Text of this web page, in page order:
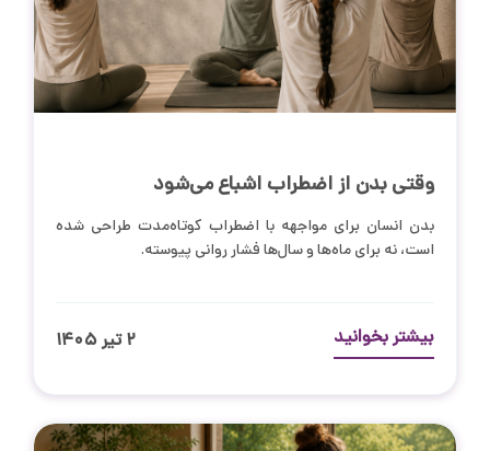
وقتی بدن از اضطراب اشباع می‌شود
بدن انسان برای مواجهه با اضطراب کوتاه‌مدت طراحی شده
است، نه برای ماه‌ها و سال‌ها فشار روانی پیوسته.
بیشتر بخوانید ۲ تیر ۱۴۰۵